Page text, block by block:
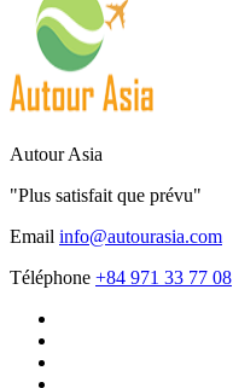
Autour Asia
"Plus satisfait que prévu"
Email info@autourasia.com
Téléphone +84 971 33 77 08